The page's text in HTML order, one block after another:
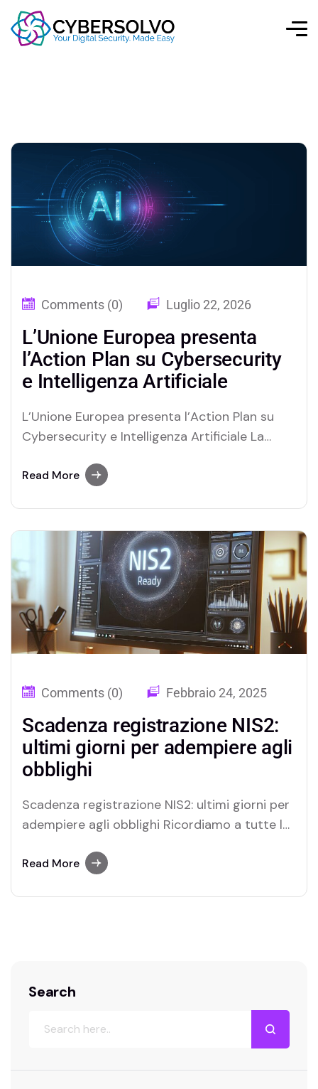
Comments (0) Luglio 22, 2026
L’Unione Europea presenta
l’Action Plan su Cybersecurity
e Intelligenza Artificiale
L’Unione Europea presenta l’Action Plan su
Cybersecurity e Intelligenza Artificiale La
EU Action Plan on Cybersecurity and Artificial
affrontare le sfide poste dall’evoluzione
dell’Intelligenza Artificiale nel campo della
sicurezza informatica. Il Piano…
Read More
Comments (0) Febbraio 24, 2025
Scadenza registrazione NIS2:
ultimi giorni per adempiere agli
obblighi
Scadenza registrazione NIS2: ultimi giorni per
adempiere agli obblighi Ricordiamo a tutte le
e altamente critici che il 28 febbraio 2025 è il
Read More
Search
Cerca